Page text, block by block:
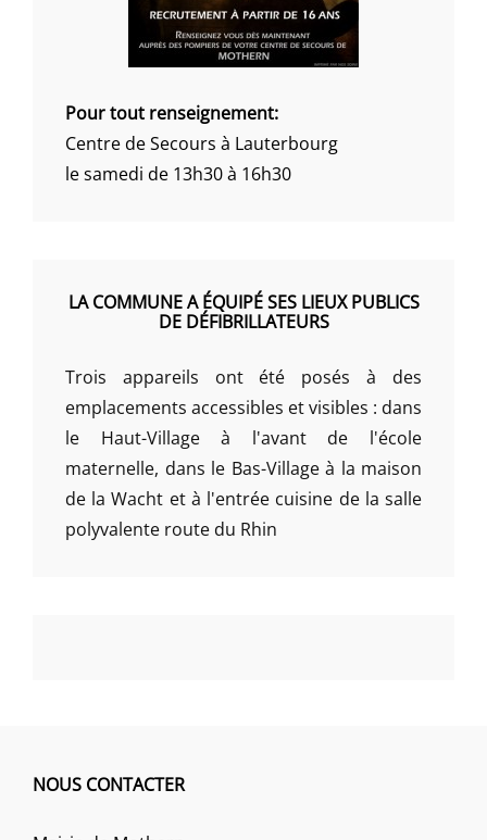
Pour tout renseignement:
Centre de Secours à Lauterbourg
le samedi de 13h30 à 16h30
LA COMMUNE A ÉQUIPÉ SES LIEUX PUBLICS
DE DÉFIBRILLATEURS
Trois appareils ont été posés à des
emplacements accessibles et visibles : dans
le Haut-Village à l'avant de l'école
maternelle, dans le Bas-Village à la maison
de la Wacht et à l'entrée cuisine de la salle
polyvalente route du Rhin
NOUS CONTACTER